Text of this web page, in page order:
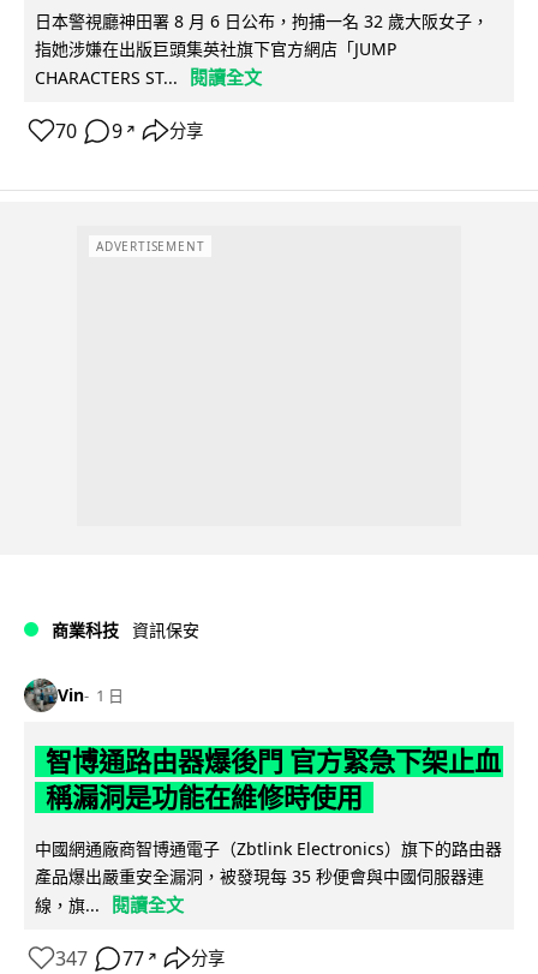
日本警視廳神田署 8 月 6 日公布，拘捕一名 32 歲大阪女子，
指她涉嫌在出版巨頭集英社旗下官方網店「JUMP
CHARACTERS ST...
閱讀全文
70 9 ↗ 分享
ADVERTISEMENT
商業科技 資訊保安
Vin 1 日
智博通路由器爆後門 官方緊急下架止血
稱漏洞是功能在維修時使用
中國網通廠商智博通電子（Zbtlink Electronics）旗下的路由器
產品爆出嚴重安全漏洞，被發現每 35 秒便會與中國伺服器連
線，旗...
閱讀全文
347 77 ↗ 分享